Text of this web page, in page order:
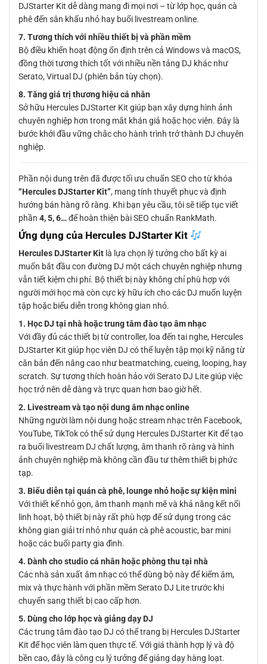
DJStarter Kit dễ dàng mang đi mọi nơi – từ lớp học, quán cà
phê đến sân khấu nhỏ hay buổi livestream online.
7. Tương thích với nhiều thiết bị và phần mềm
Bộ điều khiển hoạt động ổn định trên cả Windows và macOS,
đồng thời tương thích tốt với nhiều nền tảng DJ khác như
Serato, Virtual DJ (phiên bản tùy chọn).
8. Tăng giá trị thương hiệu cá nhân
Sở hữu Hercules DJStarter Kit giúp bạn xây dựng hình ảnh
chuyên nghiệp hơn trong mắt khán giả hoặc học viên. Đây là
bước khởi đầu vững chắc cho hành trình trở thành DJ chuyên
nghiệp.
Phần nội dung trên đã được tối ưu chuẩn SEO cho từ khóa
“Hercules DJStarter Kit”, mang tính thuyết phục và định
hướng bán hàng rõ ràng. Khi bạn yêu cầu, tôi sẽ tiếp tục viết
phần 4, 5, 6…để hoàn thiện bài SEO chuẩn RankMath.
Ứng dụng của Hercules DJStarter Kit
Hercules DJStarter Kit là lựa chọn lý tưởng cho bất kỳ ai
muốn bắt đầu con đường DJ một cách chuyên nghiệp nhưng
vẫn tiết kiệm chi phí. Bộ thiết bị này không chỉ phù hợp với
người mới học mà còn cực kỳ hữu ích cho các DJ muốn luyện
tập hoặc biểu diễn trong không gian nhỏ.
1. Học DJ tại nhà hoặc trung tâm đào tạo âm nhạc
Với đầy đủ các thiết bị từ controller, loa đến tai nghe, Hercules
DJStarter Kit giúp học viên DJ có thể luyện tập mọi kỹ năng từ
căn bản đến nâng cao như beatmatching, cueing, looping, hay
scratch. Sự tương thích hoàn hảo với Serato DJ Lite giúp việc
học trở nên dễ dàng và trực quan hơn bao giờ hết.
2. Livestream và tạo nội dung âm nhạc online
Những người làm nội dung hoặc stream nhạc trên Facebook,
YouTube, TikTok có thể sử dụng Hercules DJStarter Kit để tạo
ra buổi livestream DJ chất lượng, âm thanh rõ ràng và hình
ảnh chuyên nghiệp mà không cần đầu tư thêm thiết bị phức
tạp.
3. Biểu diễn tại quán cà phê, lounge nhỏ hoặc sự kiện mini
Với thiết kế nhỏ gọn, âm thanh mạnh mẽ và khả năng kết nối
linh hoạt, bộ thiết bị này rất phù hợp để sử dụng trong các
không gian giải trí nhỏ như quán cà phê acoustic, bar mini
hoặc các buổi party gia đình.
4. Dành cho studio cá nhân hoặc phòng thu tại nhà
Các nhà sản xuất âm nhạc có thể dùng bộ này để kiểm âm,
mix và thực hành với phần mềm Serato DJ Lite trước khi
chuyển sang thiết bị cao cấp hơn.
5. Dùng cho lớp học và giảng dạy DJ
Các trung tâm đào tạo DJ có thể trang bị Hercules DJStarter
Kit để học viên làm quen thực tế. Với giá thành hợp lý và độ
bền cao, đây là công cụ lý tưởng để giảng dạy hàng loạt.